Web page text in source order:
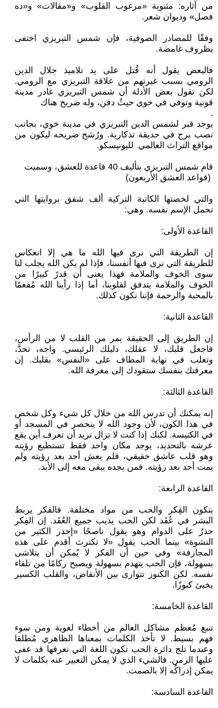
من آثاره: مثنوية «مرغوب القلوب» و«مقالات» و«ده
فصل» وديوان شعر.
وفقًا للمصادر الصوفية، فإن شمس التبريزي اختفى
بظروف غامضة.
فالبعض يقول أنه قُتل على يد تلاميذ جلال الدين
الرومي بسبب غيرتهم من علاقة التبريزي مع الرومي.
لكن تقول بعض الأدلة أن شمس التبريزي غادر مدينة
قونية وتوفي في خوي حيثُ دفن، وله ضريح هناك
.
يوجد قبر لشمس الدين التبريزي في مدينة خوي، بجانب
نصب برج في حديقة تذكارية. ورُشح ضريحه ليكون من
مواقع التراث العالمي لليونيسكو.
قام شمس التبريزي بتأليف 40 قاعدة للعشق، وسميت
(قواعد العشق الأربعون)
والتي لخصتها الكاتبة التركية ألف شفق بروايتها التي
تحمل الإسم نفسه. وهي:
القاعدة الأولى:
إن الطريقة التي نرى فيها الله ما هي إلا انعكاس
للطريقة التي نرى فيها أنفسنا، فإذا لم يكن الله يجلب لنا
سوى الخوف والملامة فهذا يعنى أن قدرً كبيرًا من
الخوف والملامة يتدفق لقلوبنا، أما إذا رأينا الله مُفعمًا
بالمحبة والرحمة فإننا نكون كذلك.
القاعدة الثانية:
إن الطريق إلى الحقيقة يمر من القلب لا من الرأس،
فاجعل قلبك، لا عقلك، دليلك الرئيسي. واجه، تحدَّ،
وتغلب في نهاية المطاف على «النفس» بقلبك. إن
معرفتك بنفسك ستقودك إلى معرفة الله.
القاعدة الثالثة:
إنه يمكنك أن تدرس الله من خلال كل شيء وكل شخص
في هذا الكون، لأن وجود الله لا ينحصر في المسجد أو
في الكنيسة. لكنك إذا كنت لا تزال تريد أن تعرف أين يقع
عرشه بالتحديد، يوجد مكان واحد فقط تستطيع رؤيته
وهو قلب عاشق حقيقي، فلم يعش أحد بعد رؤيته ولم
يمت أحد بعد رؤيته. فمن يجده يبقى معه إلى الأبد.
القاعدة الرابعة:
يتكون الفِكر والحب من مواد مختلفة. فالفكر يربط
البشر في عُقَد لكن الحب يذيب جميع العُقَد. إن الفِكر
حذرٌ على الدوام وهو يقول ناصحًا «إحذر الكثير من
النشوة» بينما الحب يقول «لا تكترث أقدم على هذه
المجازفة» وفي حين أن الفكر لا يُمكن أن يتلاشى
بسهولة، فإن الحب يتهدم بسهولة ويصبح ركامًا من تلقاء
نفسه. لكن الكنوز تتوارى بين الأنقاض، والقلب الكسير
يخبئ كنوزًا.
القاعدة الخامسة:
تنبع مُعظم مشاكل العالم من أخطاء لغوية ومن سوء
فهم بسيط. لا تأخذ الكلمات بمعناها الظاهري مُطلقا
وعندما تلج دائرة الحب تكون اللغة التي نعرفها قد عفى
عليها الزمن. فالشيء الذي لا يمكن التعبير عنه بكلمات لا
يمكن إدراكُه إلا بالصمت.
القاعدة السادسة: